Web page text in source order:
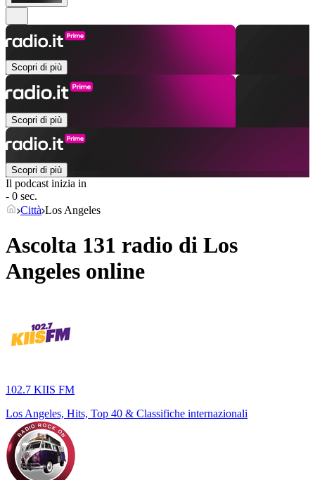
Scopri di più
Scopri di più
Scopri di più
Il podcast inizia in
- 0 sec.
Città Los Angeles
Ascolta 131 radio di Los
Angeles online
102.7 KIIS FM
Los Angeles, Hits, Top 40 & Classifiche internazionali